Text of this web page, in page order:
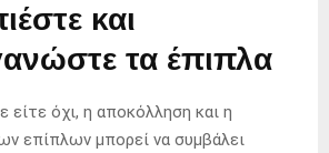
και
τα έπιπλα
είτε όχι, η αποκόλληση και η
επίπλων μπορεί να συμβάλει